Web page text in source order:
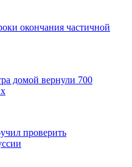
окончания частичной
домой вернули 700
проверить